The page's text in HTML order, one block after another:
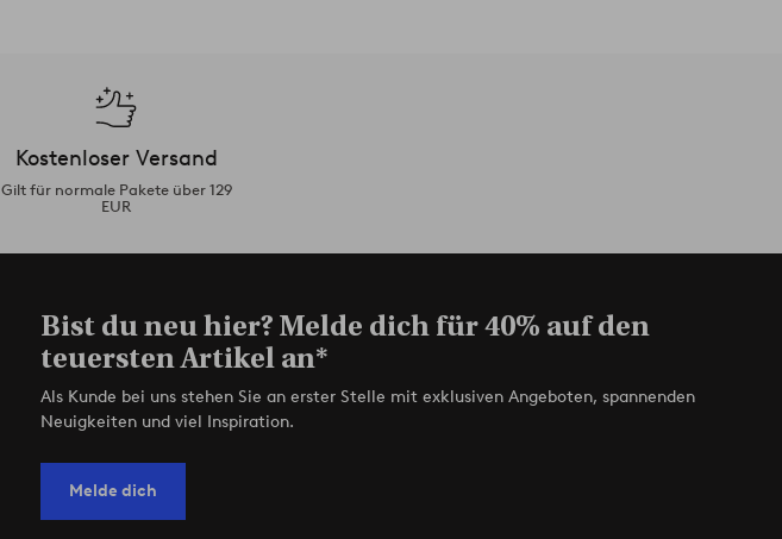
Kostenloser Versand
Gilt für normale Pakete über 129
EUR
Bist du neu hier? Melde dich für 40% auf den
teuersten Artikel an*
Als Kunde bei uns stehen Sie an erster Stelle mit exklusiven Angeboten, spannenden
Neuigkeiten und viel Inspiration.
Melde dich